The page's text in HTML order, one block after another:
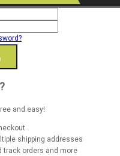
and easy!
shipping addresses
track orders and more